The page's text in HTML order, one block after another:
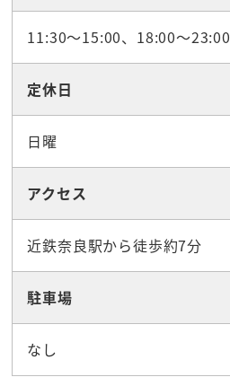
11:30～15:00、18:00～23:00
定休日
日曜
アクセス
近鉄奈良駅から徒歩約7分
駐車場
なし